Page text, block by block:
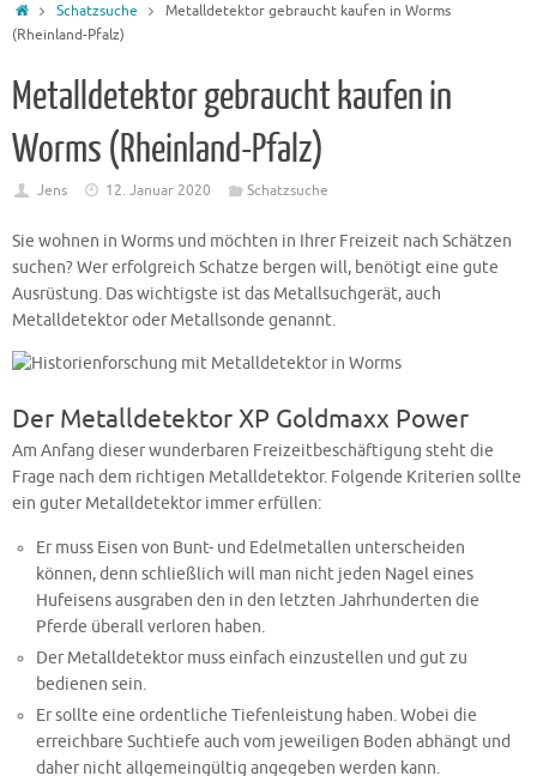
Schatzsuche
Metalldetektor gebraucht kaufen in Worms
(Rheinland-Pfalz)
Metalldetektor gebraucht kaufen in
Worms (Rheinland-Pfalz)
Jens 12. Januar 2020 Schatzsuche
Sie wohnen in Worms und möchten in Ihrer Freizeit nach Schätzen
suchen? Wer erfolgreich Schatze bergen will, benötigt eine gute
Ausrüstung. Das wichtigste ist das Metallsuchgerät, auch
Metalldetektor oder Metallsonde genannt.
Der Metalldetektor XP Goldmaxx Power
Am Anfang dieser wunderbaren Freizeitbeschäftigung steht die
Frage nach dem richtigen Metalldetektor. Folgende Kriterien sollte
ein guter Metalldetektor immer erfüllen:
Er muss Eisen von Bunt- und Edelmetallen unterscheiden
können, denn schließlich will man nicht jeden Nagel eines
Hufeisens ausgraben den in den letzten Jahrhunderten die
Pferde überall verloren haben.
Der Metalldetektor muss einfach einzustellen und gut zu
bedienen sein.
Er sollte eine ordentliche Tiefenleistung haben. Wobei die
erreichbare Suchtiefe auch vom jeweiligen Boden abhängt und
daher nicht allgemeingültig angegeben werden kann.